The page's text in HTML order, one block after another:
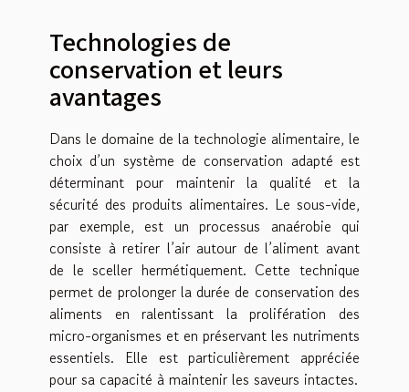
Technologies de
conservation et leurs
avantages
Dans le domaine de la technologie alimentaire, le
choix d’un système de conservation adapté est
déterminant pour maintenir la qualité et la
sécurité des produits alimentaires. Le sous-vide,
par exemple, est un processus anaérobie qui
consiste à retirer l’air autour de l’aliment avant
de le sceller hermétiquement. Cette technique
permet de prolonger la durée de conservation des
aliments en ralentissant la prolifération des
micro-organismes et en préservant les nutriments
essentiels. Elle est particulièrement appréciée
pour sa capacité à maintenir les saveurs intactes.